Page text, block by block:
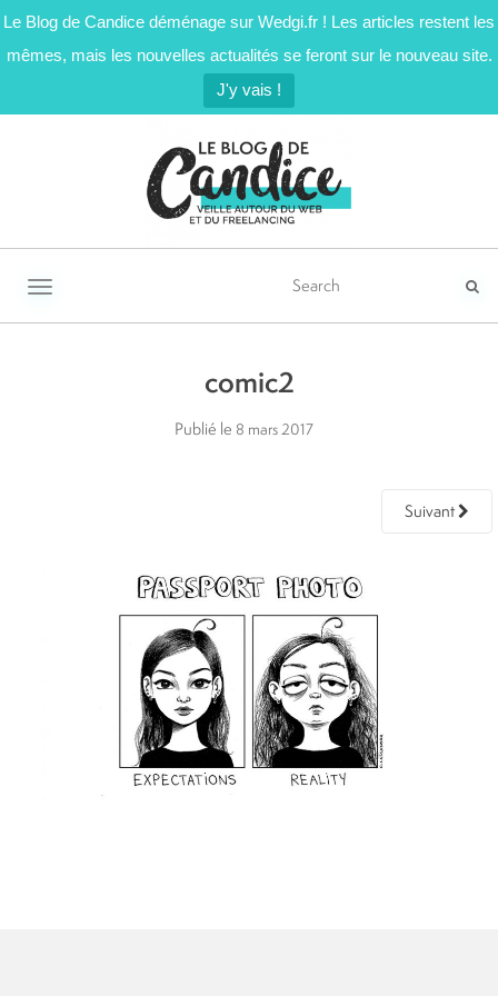
Le Blog de Candice déménage sur Wedgi.fr ! Les articles restent les
mêmes, mais les nouvelles actualités se feront sur le nouveau site.
J'y vais !
Activer/désactiver la navigation
comic2
Publié le 8 mars 2017
Suivant